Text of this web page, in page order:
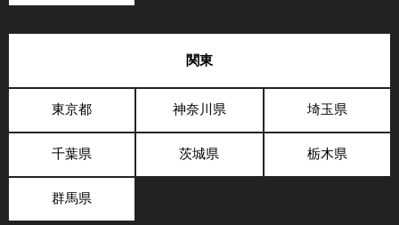
関東
東京都 神奈川県 埼玉県
千葉県 茨城県 栃木県
群馬県